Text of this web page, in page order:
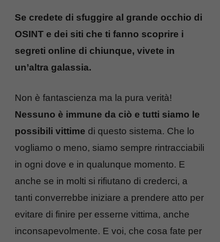
Se credete di sfuggire al grande occhio di
OSINT e dei siti che ti fanno scoprire i
segreti online di chiunque, vivete in
un’altra galassia.
Non è fantascienza ma la pura verità!
Nessuno è immune da ciò e tutti siamo le
possibili vittime di questo sistema. Che lo
vogliamo o meno, siamo sempre rintracciabili
in ogni dove e in qualunque momento. E
anche se in molti si rifiutano di crederci, a
tanti converrebbe iniziare a prendere atto per
evitare di finire per esserne vittima, anche
inconsapevolmente. E voi, che cosa fate per